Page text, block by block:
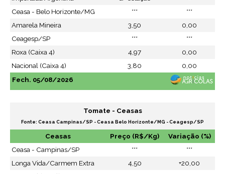
Ceasa - Belo Horizonte/MG
***
***
Amarela Mineira
3,50
0,00
Ceagesp/SP
***
***
Roxa (Caixa 4)
4,97
0,00
Nacional (Caixa 4)
3,80
0,00
Fech. 05/08/2026
Tomate - Ceasas
Fonte: Ceasa Campinas/SP - Ceasa Belo Horizonte/MG - Ceagesp/SP
Ceasas Preço (R$/Kg)
Variação (%)
Ceasa - Campinas/SP
***
***
Longa Vida/Carmem Extra
4,50
+20,00